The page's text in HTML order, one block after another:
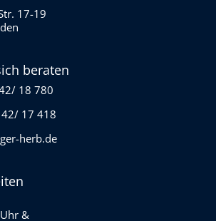
17-19
beraten
18 780
17 418
herb.de
&